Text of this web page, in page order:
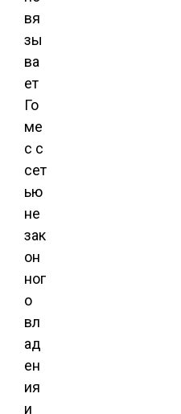
вя
зы
ва
ет
Го
ме
с с
сет
ью
не
зак
он
ног
о
вл
ад
ен
ия
и